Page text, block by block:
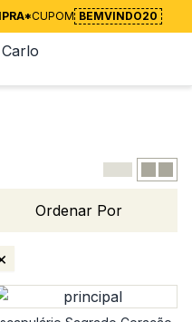
CUPOM BEMVINDO20
Ordenar Por